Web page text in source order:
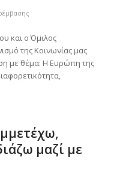
και ο Όμιλος
της Κοινωνίας μας
με θέμα: Η Ευρώπη της
μαζί με